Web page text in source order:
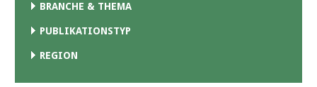
BRANCHE & THEMA
PUBLIKATIONSTYP
REGION